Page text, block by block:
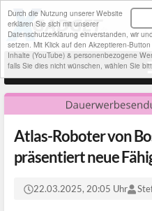
Durch die Nutzung unserer Website
erklären Sie sich mit unserer
Datenschutzerklärung einverstanden, wir
setzen. Mit Klick auf den Akzeptieren-
Inhalte (YouTube) & personenbezogene
falls Sie dies nicht wünschen, wählen Sie
Atlas-Roboter von
präsentiert neue
22.03.2025, 20:05 Uhr